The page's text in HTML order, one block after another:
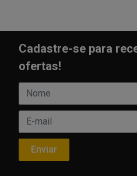
Cadastre-se para
ofertas!